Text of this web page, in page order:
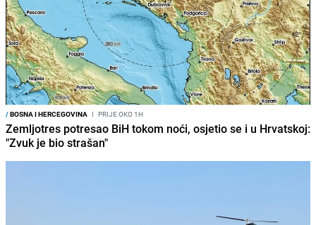
/BOSNA I HERCEGOVINA I PRIJE OKO 1H
Zemljotres potresao BiH tokom noći, osjetio se i u Hrvatskoj:
"Zvuk je bio strašan"